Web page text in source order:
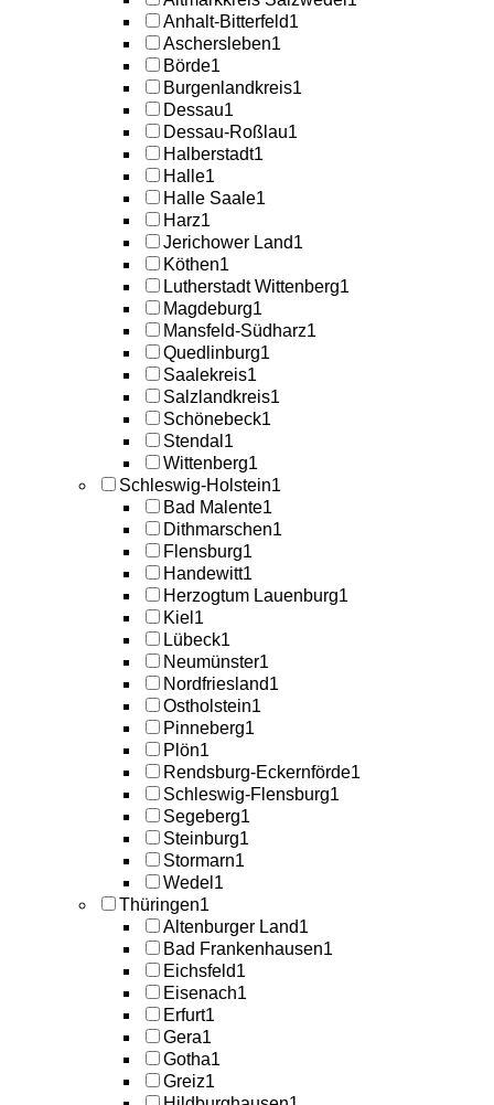
Anhalt-Bitterfeld1
Aschersleben1
Börde1
Burgenlandkreis1
Dessau1
Dessau-Roßlau1
Halberstadt1
Halle1
Halle Saale1
Harz1
Jerichower Land1
Köthen1
Lutherstadt Wittenberg1
Magdeburg1
Mansfeld-Südharz1
Quedlinburg1
Saalekreis1
Salzlandkreis1
Schönebeck1
Stendal 1
Wittenberg1
Schleswig-Holstein1
Bad Malente1
Dithmarschen1
Flensburg1
Handewitt1
Herzogtum Lauenburg1
Kiel 1
Lübeck1
Neumünster1
Nordfriesland1
Ostholstein1
Pinneberg1
Plön1
Rendsburg-Eckernförde1
Schleswig-Flensburg1
Segeberg1
Steinburg1
Stormarn1
Wedel 1
Thüringen1
Altenburger Land1
Bad Frankenhausen1
Eichsfeld1
Eisenach1
Erfurt1
Gera1
Gotha1
Greiz1